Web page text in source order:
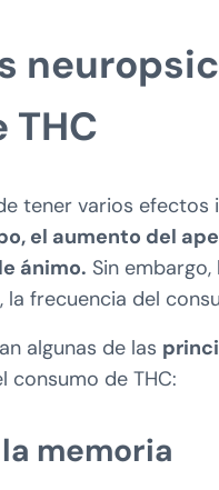
THC
tener varios
el aumento del
ánimo. Sin
la frecuencia del
algunas de las
consumo de THC:
memoria